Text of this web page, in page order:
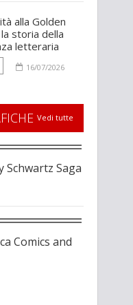
alla Golden
storia della
letteraria
16/07/2026
Vedi tutte
Schwartz Saga
Comics and